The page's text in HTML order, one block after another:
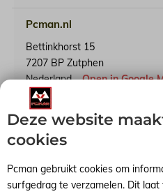
Pcman.nl
Bettinkhorst 15
7207 BP Zutphen
Nederland
Open in Google
KvK-nummer: 65241614
BTW-identificatienummer:
Deze website
cookies
Pcman gebruikt cookies om
surfgedrag te verzamelen. Dit